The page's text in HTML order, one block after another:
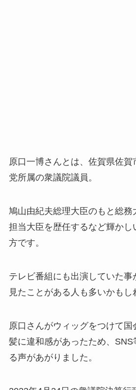
原口一博さんとは、佐賀県佐賀
党所属の衆議院議員。
鳩山由紀夫総理大臣のもと総務
担当大臣を歴任するなど輝かし
方です。
テレビ番組にも出演していた事
見たことがある人も多いかもし
原口さんがウィッグをつけて
髪に違和感があったため、SNS
る声があがりました。